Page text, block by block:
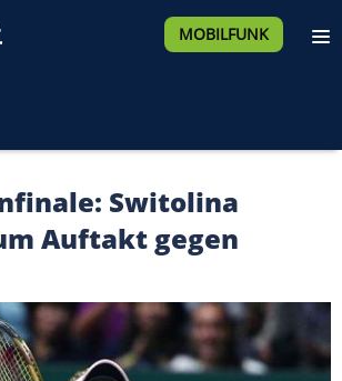
MOBILFUNK
Switolina
Auftakt gegen